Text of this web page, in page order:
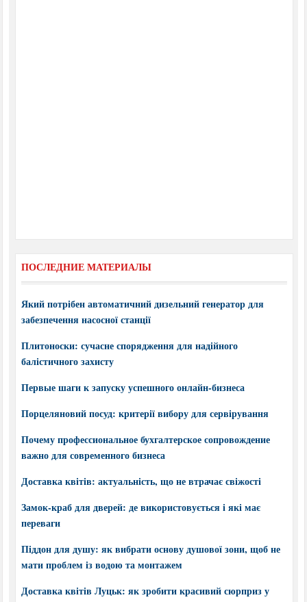
ПОСЛЕДНИЕ МАТЕРИАЛЫ
Який потрібен автоматичний дизельний генератор для
забезпечення насосної станції
Плитоноски: сучасне спорядження для надійного
балістичного захисту
Первые шаги к запуску успешного онлайн-бизнеса
Порцеляновий посуд: критерії вибору для сервірування
Почему профессиональное бухгалтерское сопровождение
важно для современного бизнеса
Доставка квітів: актуальність, що не втрачає свіжості
Замок-краб для дверей: де використовується і які має
переваги
Піддон для душу: як вибрати основу душової зони, щоб не
мати проблем із водою та монтажем
Доставка квітів Луцьк: як зробити красивий сюрприз у